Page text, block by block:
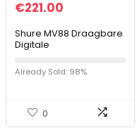
€221.00
Shure MV88 Draagbare
Digitale
voor Iphone, Ipad &
Ipod via Lightning
Already Sold: 98%
0